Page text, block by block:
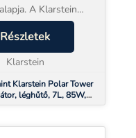
A Klarstein
Smart 4-in-1 léghűtő
párologtatós
és légtisztító:
Részletek
Klarstein
Klarstein Polar Tower
léghűtő, 7L, 85W,
hűtődoboz